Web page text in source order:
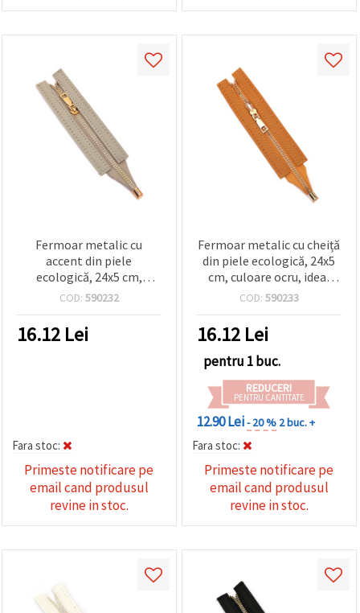
Fermoar metalic cu
accent din piele
ecologică, 24x5 cm,
culoare gri, ideal pentru
accesoriilor DIY și
handmade
COD: 590232
16.12 Lei
Fara stoc:
Primeste notificare pe
email cand produsul
revine in stoc.
Fermoar metalic cu cheiță
din piele ecologică, 24x5
cm, culoare ocru, ideal
pentru genți croșetate
COD: 590233
16.12 Lei
pentru 1 buc.
REDUCERI
PENTRU CANTITATE
12.90 Lei- 20 % 2 buc. +
Fara stoc:
Primeste notificare pe
email cand produsul
revine in stoc.